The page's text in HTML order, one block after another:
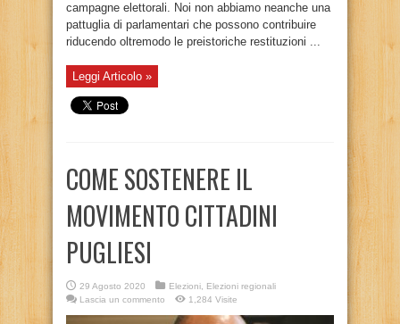
campagne elettorali. Noi non abbiamo neanche una
pattuglia di parlamentari che possono contribuire
riducendo oltremodo le preistoriche restituzioni ...
Leggi Articolo »
COME SOSTENERE IL
MOVIMENTO CITTADINI
PUGLIESI
29 Agosto 2020 Elezioni
Elezioni regionali
Lascia un commento
1,284 Visite